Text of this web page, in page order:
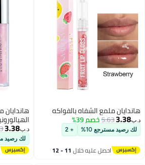
هاندايان ملمع الشفاه بالفواكه
د.ب‏3.38
5.63خصم 39%
لك رصيد مسترجع 10% + 2
احصل عليه خلال 11 - 12
7
فائق، لون
أحمر
طويلاً،
والفتيات
د.ب‏3.38
لك رصيد